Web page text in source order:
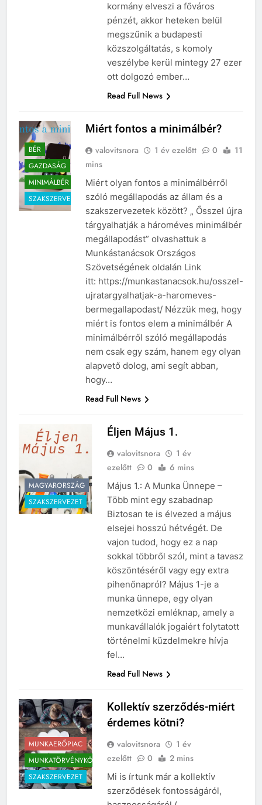
kormány elveszi a főváros
pénzét, akkor heteken belül
megszűnik a budapesti
közszolgáltatás, s komoly
veszélybe kerül mintegy 27 ezer
ott dolgozó ember…
Read Full News
BÉR
GAZDASÁG
MINIMÁLBÉR
SZAKSZERVEZET
Miért fontos a minimálbér?
valovitsnora 1 év ezelőtt 0
11
mins
Miért olyan fontos a minimálbérről
szóló megállapodás az állam és a
szakszervezetek között? „ Ősszel újra
tárgyalhatják a hároméves minimálbér
megállapodást” olvashattuk a
Munkástanácsok Országos
Szövetségének oldalán Link
itt: https://munkastanacsok.hu/osszel-
ujratargyalhatjak-a-haromeves-
bermegallapodast/ Nézzük meg, hogy
miért is fontos elem a minimálbér A
minimálbérről szóló megállapodás
nem csak egy szám, hanem egy olyan
alapvető dolog, ami segít abban,
hogy…
Read Full News
MAGYARORSZÁG
SZAKSZERVEZET
Éljen Május 1.
valovitsnora
1 év
ezelőtt
0 6 mins
Május 1.: A Munka Ünnepe –
Több mint egy szabadnap
Biztosan te is élvezed a május
elsejei hosszú hétvégét. De
vajon tudod, hogy ez a nap
sokkal többről szól, mint a tavasz
köszöntéséről vagy egy extra
pihenőnapról? Május 1-je a
munka ünnepe, egy olyan
nemzetközi emléknap, amely a
munkavállalók jogaiért folytatott
történelmi küzdelmekre hívja
fel…
Read Full News
MUNKAERŐPIAC
MUNKATÖRVÉNYKÖNYV
SZAKSZERVEZET
Kollektív szerződés-miért
érdemes kötni?
valovitsnora
1 év
ezelőtt
0 2 mins
Mi is írtunk már a kollektív
szerződések fontosságáról,